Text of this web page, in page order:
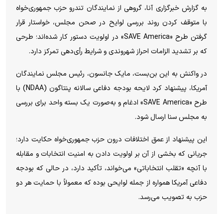
به گزارش خبرگزاری آنا، گروهی از نمایندگان تندرو حزب جمهوری‌خواه
با متوقف کردن روند بررسی لوایح در صحن مجلس، خواستار قرار
گرفتن طرح «SAVE America» در اولویت دستور کار شده‌اند؛ طرحی
که بر تشدید الزامات احراز شهروندی و شرایط رأی‌دهی تمرکز دارد.
در واکنش به این بن‌بست، مایک جانسون، رئیس مجلس نمایندگان
آمریکا، پیشنهاد کرد لایحه بودجه دفاعی سالانه پنتاگون (NDAA) با
طرح «SAVE America» ادغام و به‌صورت یک بسته واحد برای بررسی
به مجلس سنا ارسال شود.
این پیشنهاد از عمق اختلافات درون حزب جمهوری‌خواه حکایت دارد؛
جریانی که بخشی از آن بر اولویت دادن به امنیت انتخابات و مقابله
با آنچه «تقلب انتخاباتی» می‌خواند، تأکید دارد، در حالی که بودجه
دفاعی آمریکا همواره از جمله لوایحی بوده که معمولاً با حمایت هر دو
حزب به تصویب می‌رسد.